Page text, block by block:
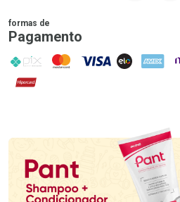
formas de
Pagamento
PIX MasterCard
VISA ELO AMEX
Hipercard
Promoção em